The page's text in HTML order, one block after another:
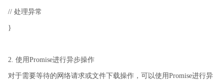
// 处理异常
}
2. 使用Promise进行异步操作
对于需要等待的网络请求或文件下载操作，可以使用Promise进行异